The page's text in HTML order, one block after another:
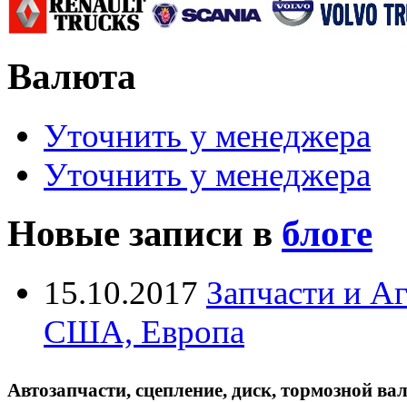
Валюта
Уточнить у менеджера
Уточнить у менеджера
Новые записи в блоге
15.10.2017 Запчасти и
США, Европа
Автозапчасти, сцепление, диск, тормозной